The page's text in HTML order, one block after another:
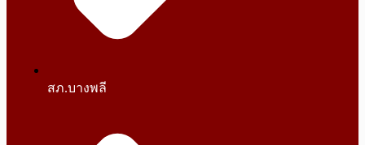
สภ.บางพลี